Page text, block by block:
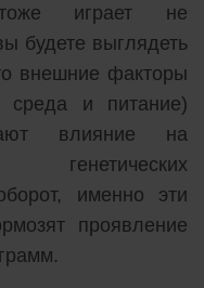
тоже играет не
будете выглядеть
внешние факторы
среда и питание)
влияние на
именно эти
проявление